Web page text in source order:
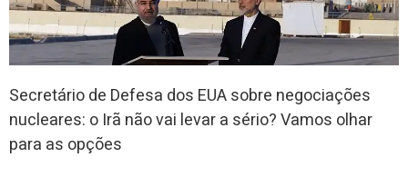
Secretário de Defesa dos EUA sobre negociações
nucleares: o Irã não vai levar a sério? Vamos olhar
para as opções